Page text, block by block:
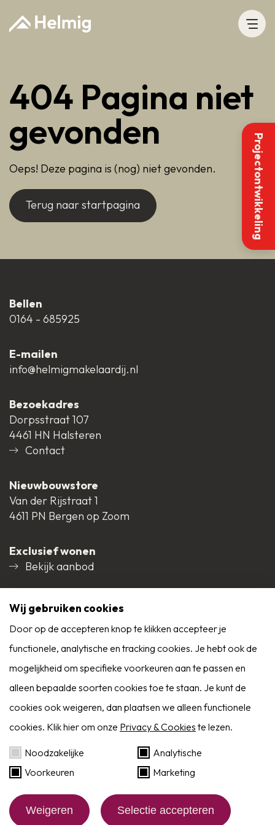
404 Pagina niet
gevonden
Oeps! Deze pagina is (nog) niet gevonden.
Terug naar startpagina
Bellen
0164 - 685925
E-mailen
info@helmigmakelaardij.nl
Bezoekadres
Dorpsstraat 107
4461 HN Halsteren
Contact
Nieuwbouwstore
Van der Rijstraat 1
4611 PN Bergen op Zoom
Exclusief wonen
Bekijk aanbod
Social media
Reviews
Alle reviews
9,0
Website by:
BlackDesk
Projectontwikkeling
Zoekservice
Eerder op de hoogte dan Funda? Schrijf je in
als zoeker!
Wij gebruiken cookies
Door op de accepteren knop te klikken accepteer je
functionele, analytische en tracking cookies. Je hebt ook de
mogelijkheid om specifieke voorkeuren aan te passen en
alleen bepaalde soorten cookies toe te staan. Je kunt de
cookies ook weigeren, dan plaatsen we alleen functionele
cookies. Klik hier om onze Privacy & Cookies te lezen.
Noodzakelijke
Analytische
Voorkeuren
Marketing
Weigeren Selectie accepteren